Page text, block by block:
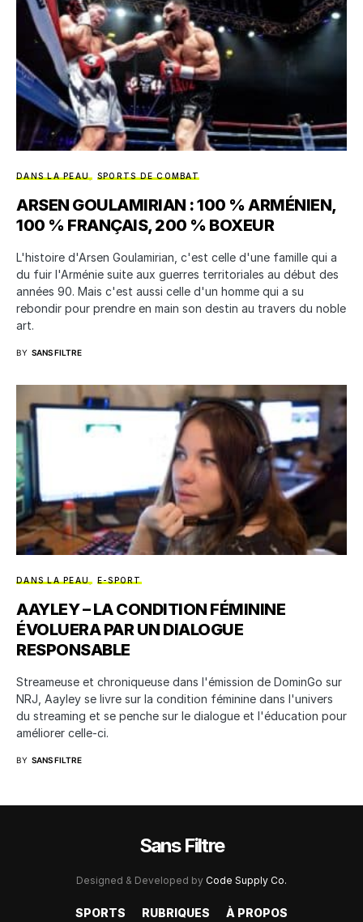
DANS LA PEAU SPORTS DE COMBAT
ARSEN GOULAMIRIAN : 100 % ARMÉNIEN,
100 % FRANÇAIS, 200 % BOXEUR
L'histoire d'Arsen Goulamirian, c'est celle d'une famille qui a
du fuir l'Arménie suite aux guerres territoriales au début des
années 90. Mais c'est aussi celle d'un homme qui a su
rebondir pour prendre en main son destin au travers du noble
art.
BY SANS FILTRE
DANS LA PEAU E-SPORT
AAYLEY – LA CONDITION FÉMININE
ÉVOLUERA PAR UN DIALOGUE
RESPONSABLE
Streameuse et chroniqueuse dans l'émission de DominGo sur
NRJ, Aayley se livre sur la condition féminine dans l'univers
du streaming et se penche sur le dialogue et l'éducation pour
améliorer celle-ci.
BY SANS FILTRE
Sans Filtre
Designed & Developed by Code Supply Co.
SPORTS RUBRIQUES À PROPOS